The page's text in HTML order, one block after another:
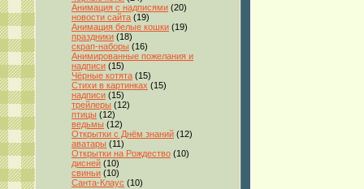
Анимация с надписями (20)
новости сайта (19)
Анимация белые кошки (19)
праздники (18)
скрап-наборы (16)
Анимированные пожелания и
надписи (15)
Чёрные котята (15)
Стихи в картинках (15)
надписи (15)
трейлеры (12)
птицы (12)
ведьмы (12)
Открытки с Днём знаний (12)
аватары (11)
Открытки на Рождество (10)
дисней (10)
свиньи (10)
Санта-Клаус (10)